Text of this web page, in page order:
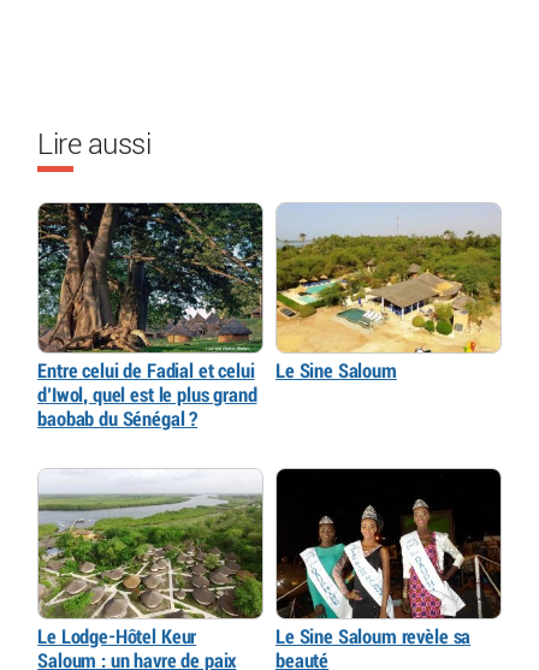
Lire aussi
Entre celui de Fadial et celui
d’Iwol, quel est le plus grand
baobab du Sénégal ?
Le Sine Saloum
Le Lodge-Hôtel Keur
Saloum : un havre de paix
Le Sine Saloum revèle sa
beauté